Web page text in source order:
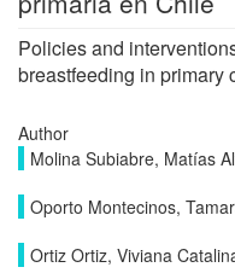
Policies and
breastfeeding in primary
Author
Molina Subiabre, Matías
Oporto Montecinos,
Ortiz Ortiz, Viviana